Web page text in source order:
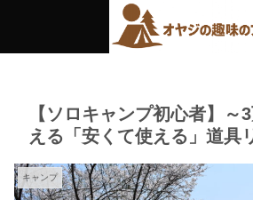
【ソロキャンプ初心者】～
える「安くて使える」道具
キャンプ